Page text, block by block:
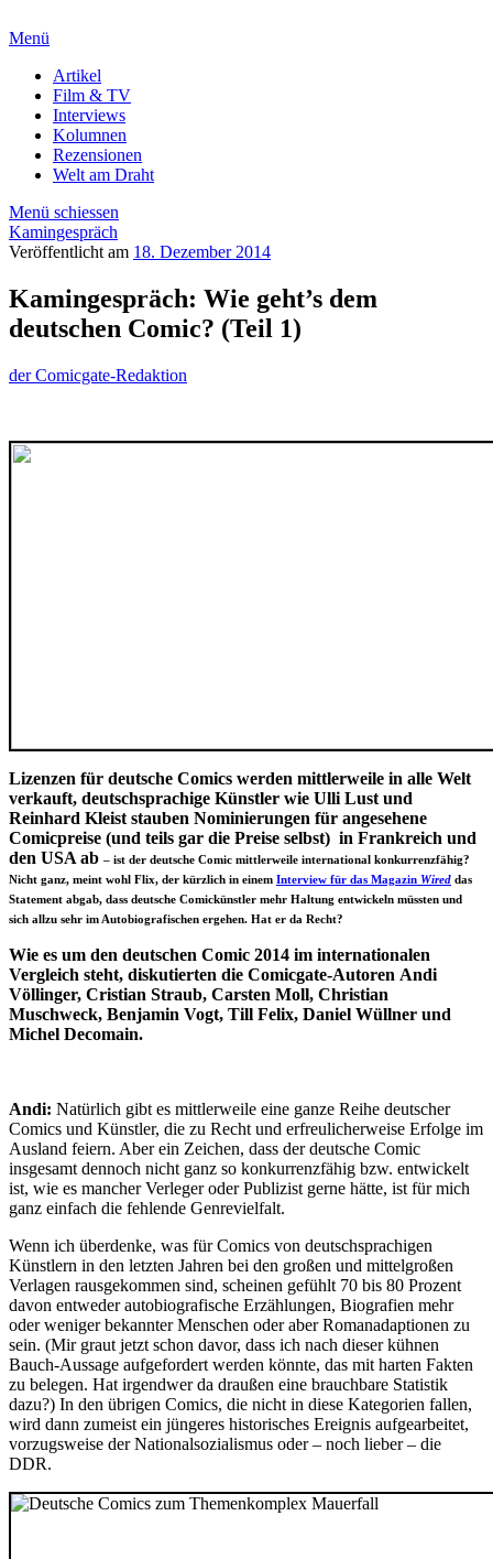
Menü
Artikel
Film & TV
Interviews
Kolumnen
Rezensionen
Welt am Draht
Menü schiessen
Kamingespräch
Veröffentlicht am 18. Dezember 2014
Kamingespräch: Wie geht’s dem
deutschen Comic? (Teil 1)
der Comicgate-Redaktion
Lizenzen für deutsche Comics werden mittlerweile in alle Welt
verkauft, deutschsprachige Künstler wie Ulli Lust und
Reinhard Kleist stauben Nominierungen für angesehene
Comicpreise (und teils gar die Preise selbst) in Frankreich und
den USA ab – ist der deutsche Comic mittlerweile international konkurrenzfähig?
Nicht ganz, meint wohl Flix, der kürzlich in einem Interview für das Magazin Wired das
Statement abgab, dass deutsche Comickünstler mehr Haltung entwickeln müssten und
sich allzu sehr im Autobiografischen ergehen. Hat er da Recht?
Wie es um den deutschen Comic 2014 im internationalen
Vergleich steht, diskutierten die Comicgate-Autoren Andi
Völlinger, Cristian Straub, Carsten Moll, Christian
Muschweck, Benjamin Vogt, Till Felix, Daniel Wüllner und
Michel Decomain.
Andi: Natürlich gibt es mittlerweile eine ganze Reihe deutscher
Comics und Künstler, die zu Recht und erfreulicherweise Erfolge im
Ausland feiern. Aber ein Zeichen, dass der deutsche Comic
insgesamt dennoch nicht ganz so konkurrenzfähig bzw. entwickelt
ist, wie es mancher Verleger oder Publizist gerne hätte, ist für mich
ganz einfach die fehlende Genrevielfalt.
Wenn ich überdenke, was für Comics von deutschsprachigen
Künstlern in den letzten Jahren bei den großen und mittelgroßen
Verlagen rausgekommen sind, scheinen gefühlt 70 bis 80 Prozent
davon entweder autobiografische Erzählungen, Biografien mehr
oder weniger bekannter Menschen oder aber Romanadaptionen zu
sein. (Mir graut jetzt schon davor, dass ich nach dieser kühnen
Bauch-Aussage aufgefordert werden könnte, das mit harten Fakten
zu belegen. Hat irgendwer da draußen eine brauchbare Statistik
dazu?) In den übrigen Comics, die nicht in diese Kategorien fallen,
wird dann zumeist ein jüngeres historisches Ereignis aufgearbeitet,
vorzugsweise der Nationalsozialismus oder – noch lieber – die
DDR.